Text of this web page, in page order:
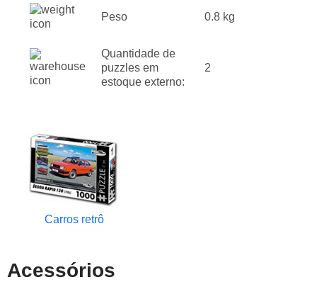
Peso 0.8 kg
Quantidade de
puzzles em
estoque externo:
2
Carros retrô
Acessórios